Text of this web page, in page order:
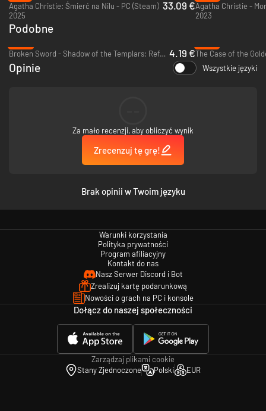
Agatha Christie: Śmierć na Nilu - PC (Steam)
2025
33.09 €
2023
Podobne
Broken Sword - Shadow of the Templars: Reforged - PC & Mac (Steam) 4.19 €The Case of the
Opinie Wszystkie języki
Za mało recenzji, aby obliczyć wynik
Zrecenzuj tę grę!
Brak opinii w Twoim języku
Warunki korzystania
Polityka prywatności
Program afiliacyjny
Kontakt do nas
Nasz Serwer Discord i Bot
Zrealizuj kartę podarunkową
Nowości o grach na PC i konsole
Dołącz do naszej społeczności
Zarządzaj plikami cookie
Stany Zjednoczone
Polski EUR